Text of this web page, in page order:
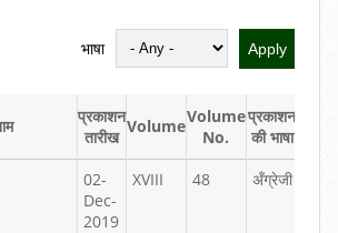
भाषा
प्रकाशन
तारीख
VolumeVolume
No.
प्रकाशन
की भाषा
02-
Dec-
2019
XVIII 48 अँग्रेजी